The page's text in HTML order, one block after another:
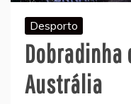
Desporto
Dobradinha
Austrália